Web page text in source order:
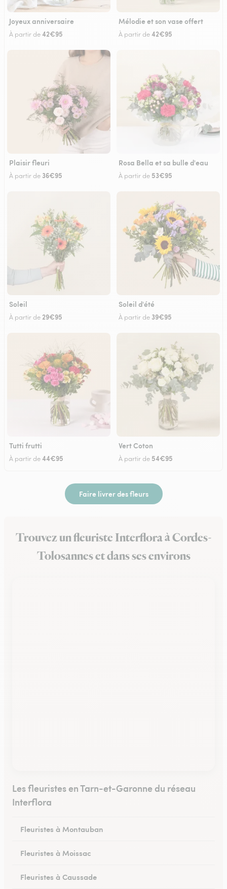
Joyeux anniversaire
À partir de42€95
Mélodie et son vase offert
À partir de42€95
Plaisir fleuri
À partir de 36€95
Rosa Bella et sa bulle d'eau
À partir de 53€95
Soleil
À partir de 29€95
Soleil d'été
À partir de 39€95
Tutti frutti
À partir de44€95
Vert Coton
À partir de 54€95
Faire livrer des fleurs
Trouvez un fleuriste Interflora à Cordes-
Tolosannes et dans ses environs
Les fleuristes en Tarn-et-Garonne du réseau
Interflora
Fleuristes à Montauban
Fleuristes à Moissac
Fleuristes à Caussade